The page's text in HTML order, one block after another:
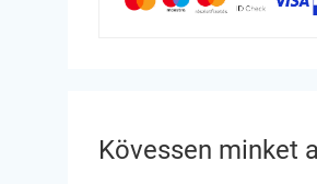
Kövessen minket a